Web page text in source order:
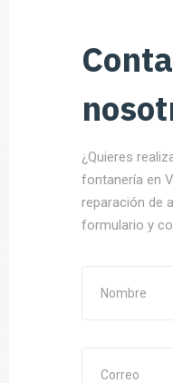
¿Quieres
fontanería en
reparación de
formulario y